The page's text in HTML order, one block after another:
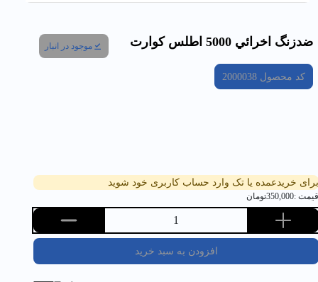
ضدزنگ اخرائي 5000 اطلس كوارت موجود در انبار
کد محصول2000038
برای خریدعمده یا تک وارد حساب کاربری خود شوید
قیمت :350,000تومان
1
افزودن به سبد خرید